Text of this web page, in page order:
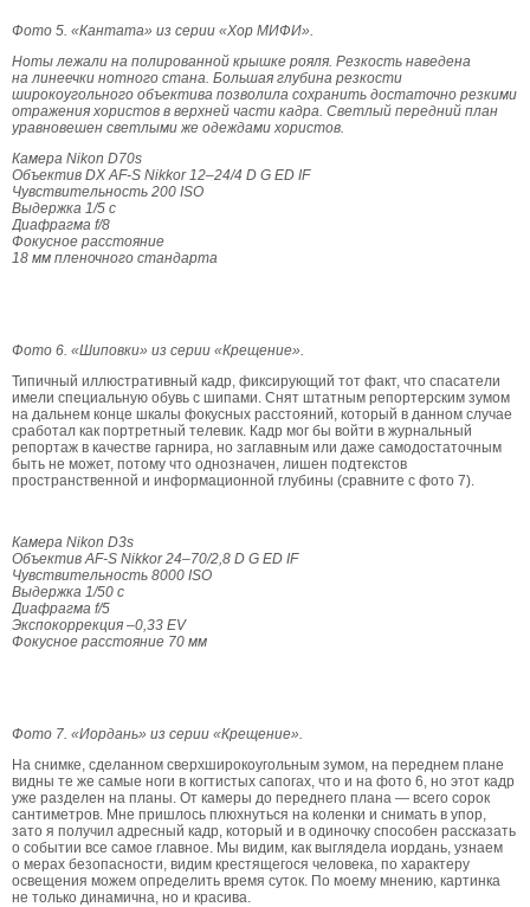
Фото 5. «Кантата» из серии «Хор МИФИ».
Ноты лежали на полированной крышке рояля. Резкость наведена
на линеечки нотного стана. Большая глубина резкости
широкоугольного объектива позволила сохранить достаточно резкими
отражения хористов в верхней части кадра. Светлый передний план
уравновешен светлыми же одеждами хористов.
Камера Nikon D70s
Объектив DX AF-S Nikkor 12–24/4 D G ED IF
Чувствительность 200 ISO
Выдержка 1/5 с
Диафрагма f/8
Фокусное расстояние
18 мм пленочного стандарта
Фото 6. «Шиповки» из серии «Крещение».
Типичный иллюстративный кадр, фиксирующий тот факт, что спасатели
имели специальную обувь с шипами. Снят штатным репортерским зумом
на дальнем конце шкалы фокусных расстояний, который в данном случае
сработал как портретный телевик. Кадр мог бы войти в журнальный
репортаж в качестве гарнира, но заглавным или даже самодостаточным
быть не может, потому что однозначен, лишен подтекстов
пространственной и информационной глубины (сравните с фото 7).
Камера Nikon D3s
Объектив AF-S Nikkor 24–70/2,8 D G ED IF
Чувствительность 8000 ISO
Выдержка 1/50 с
Диафрагма f/5
Экспокоррекция –0,33 EV
Фокусное расстояние 70 мм
Фото 7. «Иордань» из серии «Крещение».
На снимке, сделанном сверхширокоугольным зумом, на переднем плане
видны те же самые ноги в когтистых сапогах, что и на фото 6, но этот кадр
уже разделен на планы. От камеры до переднего плана — всего сорок
сантиметров. Мне пришлось плюхнуться на коленки и снимать в упор,
зато я получил адресный кадр, который и в одиночку способен рассказать
о событии все самое главное. Мы видим, как выглядела иордань, узнаем
о мерах безопасности, видим крестящегося человека, по характеру
освещения можем определить время суток. По моему мнению, картинка
не только динамична, но и красива.